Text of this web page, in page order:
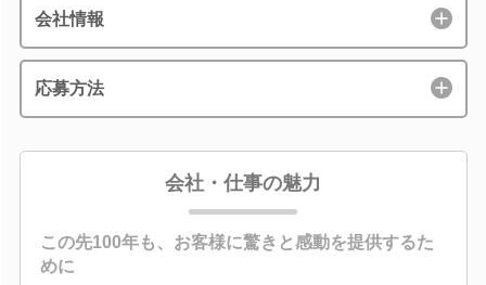
会社情報
応募方法
会社・仕事の魅力
この先100年も、お客様に驚きと感動を提供するた
めに